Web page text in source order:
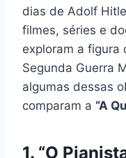
dias de Adolf
filmes, séries e
exploram a figura
Segunda Guerra
algumas dessas
comparam a “A
1. “O